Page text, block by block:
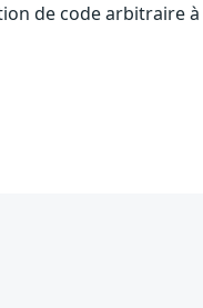
de code arbitraire